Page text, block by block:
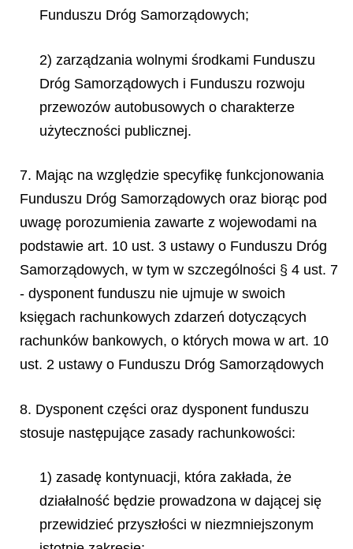
Funduszu Dróg Samorządowych;
2) zarządzania wolnymi środkami Funduszu
Dróg Samorządowych i Funduszu rozwoju
przewozów autobusowych o charakterze
użyteczności publicznej.
7. Mając na względzie specyfikę funkcjonowania
Funduszu Dróg Samorządowych oraz biorąc pod
uwagę porozumienia zawarte z wojewodami na
podstawie art. 10 ust. 3 ustawy o Funduszu Dróg
Samorządowych, w tym w szczególności § 4 ust. 7
- dysponent funduszu nie ujmuje w swoich
księgach rachunkowych zdarzeń dotyczących
rachunków bankowych, o których mowa w art. 10
ust. 2 ustawy o Funduszu Dróg Samorządowych
8. Dysponent części oraz dysponent funduszu
stosuje następujące zasady rachunkowości:
1) zasadę kontynuacji, która zakłada, że
działalność będzie prowadzona w dającej się
przewidzieć przyszłości w niezmniejszonym